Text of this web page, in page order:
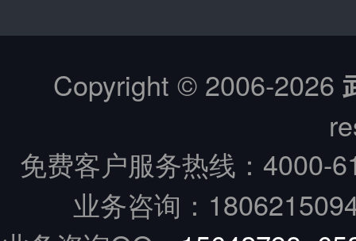
Copyright © 2006-2026
免费客户服务热线： 4000-
业务咨询：